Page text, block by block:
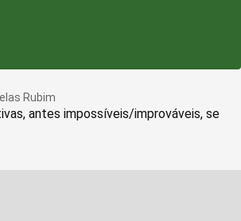
Rubim
antes impossíveis/improváveis, se